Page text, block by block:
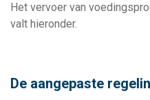
Het vervoer van
valt hieronder.
De aangepaste